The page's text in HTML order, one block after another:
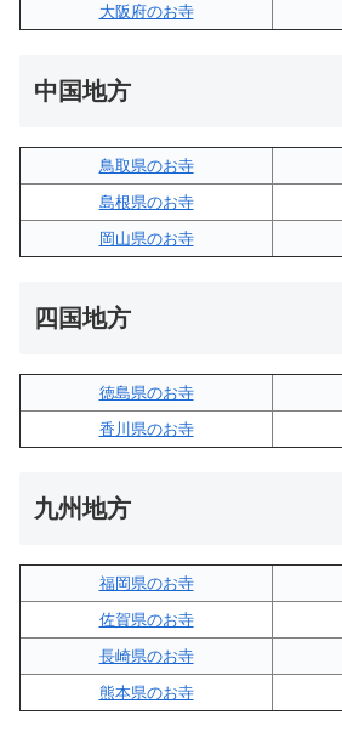
大阪府のお寺
中国地方
鳥取県のお寺
島根県のお寺
岡山県のお寺
四国地方
徳島県のお寺
香川県のお寺
九州地方
福岡県のお寺
佐賀県のお寺
長崎県のお寺
熊本県のお寺